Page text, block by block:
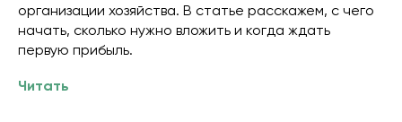
организации хозяйства. В статье расскажем, с чего
начать, сколько нужно вложить и когда ждать
первую прибыль.
Читать